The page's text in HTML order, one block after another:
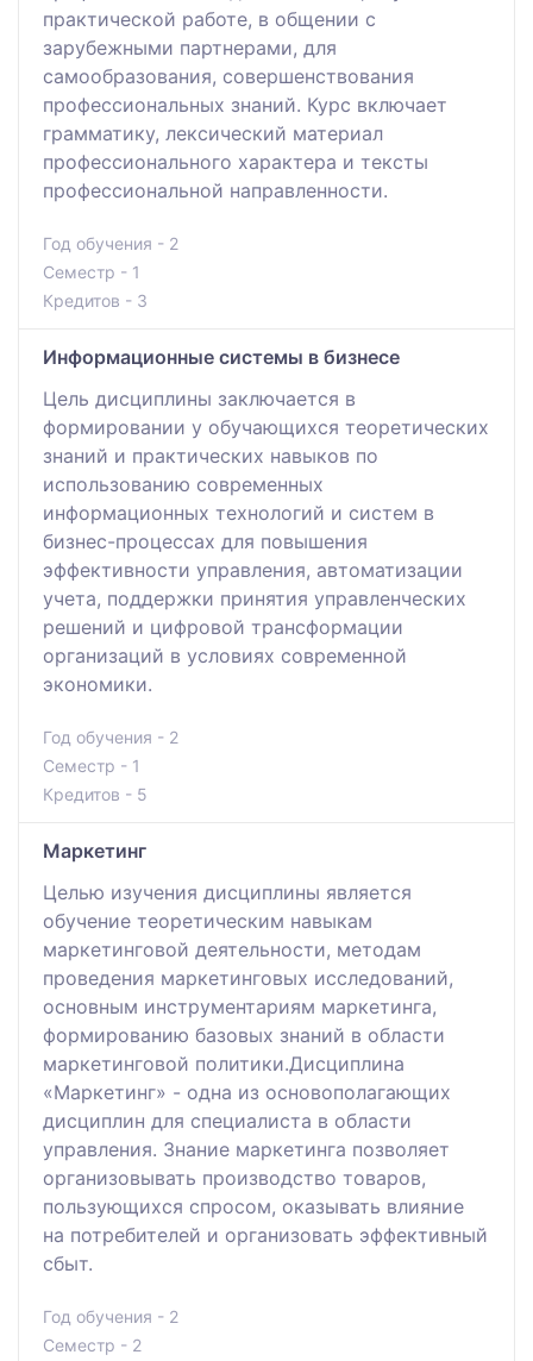
практической работе, в общении с
зарубежными партнерами, для
самообразования, совершенствования
профессиональных знаний. Курс включает
грамматику, лексический материал
профессионального характера и тексты
профессиональной направленности.
Год обучения - 2
Семестр - 1
Кредитов - 3
Информационные системы в бизнесе
Цель дисциплины заключается в
формировании у обучающихся теоретических
знаний и практических навыков по
использованию современных
информационных технологий и систем в
бизнес-процессах для повышения
эффективности управления, автоматизации
учета, поддержки принятия управленческих
решений и цифровой трансформации
организаций в условиях современной
экономики.
Год обучения - 2
Семестр - 1
Кредитов - 5
Маркетинг
Целью изучения дисциплины является
обучение теоретическим навыкам
маркетинговой деятельности, методам
проведения маркетинговых исследований,
основным инструментариям маркетинга,
формированию базовых знаний в области
маркетинговой политики.Дисциплина
«Маркетинг» - одна из основополагающих
дисциплин для специалиста в области
управления. Знание маркетинга позволяет
организовывать производство товаров,
пользующихся спросом, оказывать влияние
на потребителей и организовать эффективный
сбыт.
Год обучения - 2
Семестр - 2